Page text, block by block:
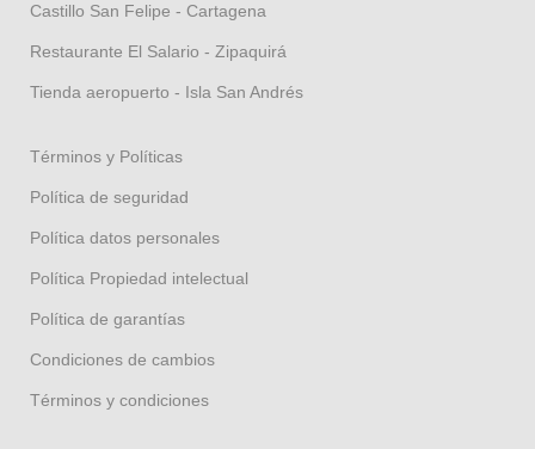
Castillo San Felipe - Cartagena
Restaurante El Salario - Zipaquirá
Tienda aeropuerto - Isla San Andrés
Términos y Políticas
Política de seguridad
Política datos personales
Política Propiedad intelectual
Política de garantías
Condiciones de cambios
Términos y condiciones